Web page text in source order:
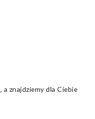
, a znajdziemy dla Ciebie